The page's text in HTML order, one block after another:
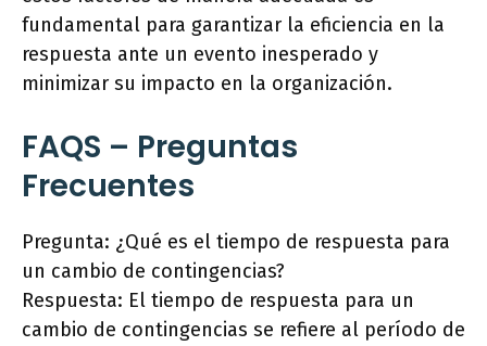
fundamental para garantizar la eficiencia en la
respuesta ante un evento inesperado y
minimizar su impacto en la organización.
FAQS – Preguntas
Frecuentes
Pregunta: ¿Qué es el tiempo de respuesta para
un cambio de contingencias?
Respuesta: El tiempo de respuesta para un
cambio de contingencias se refiere al período de